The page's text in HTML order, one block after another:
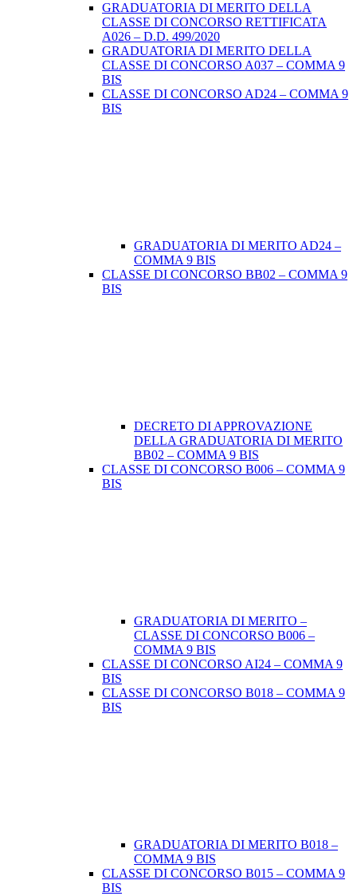
GRADUATORIA DI MERITO DELLA
CLASSE DI CONCORSO RETTIFICATA
A026 – D.D. 499/2020
GRADUATORIA DI MERITO DELLA
CLASSE DI CONCORSO A037 – COMMA 9
BIS
CLASSE DI CONCORSO AD24 – COMMA 9
BIS
GRADUATORIA DI MERITO AD24 –
COMMA 9 BIS
CLASSE DI CONCORSO BB02 – COMMA 9
BIS
DECRETO DI APPROVAZIONE
DELLA GRADUATORIA DI MERITO
BB02 – COMMA 9 BIS
CLASSE DI CONCORSO B006 – COMMA 9
BIS
GRADUATORIA DI MERITO –
CLASSE DI CONCORSO B006 –
COMMA 9 BIS
CLASSE DI CONCORSO AI24 – COMMA 9
BIS
CLASSE DI CONCORSO B018 – COMMA 9
BIS
GRADUATORIA DI MERITO B018 –
COMMA 9 BIS
CLASSE DI CONCORSO B015 – COMMA 9
BIS